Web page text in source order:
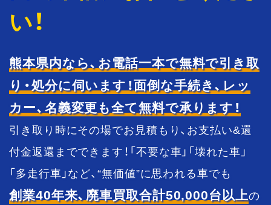
い！
熊本県内なら、お電話一本で無料で引き取
り・処分に伺います！面倒な手続き、レッ
カー、名義変更も全て無料で承ります！
引き取り時にその場でお見積もり、お支払い&還
付金返還までできます！ 「不要な車」「壊れた車」
「多走行車」など、“無価値”に思われる車でも
創業40年来、廃車買取合計50,000台以上の